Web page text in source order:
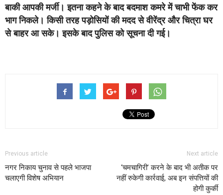
बाकी आपकी मर्जी। इतना कहने के बाद बदमाश कमरे में चाभी फेंक कर
भाग निकले। किसी तरह पड़ोसियों की मदद से वीरेंद्र और चित्रा घर
से बाहर आ सके। इसके बाद पुलिस को सूचना दी गई।
Previous article
नगर निकाय चुनाव से पहले भाजपा
चलाएगी विशेष अभियान
Next article
‘चमचागिरी’ करने के बाद भी अतीक पर
नहीं रुकेगी कार्रवाई, अब इन संपत्तियों की
होगी कुर्की